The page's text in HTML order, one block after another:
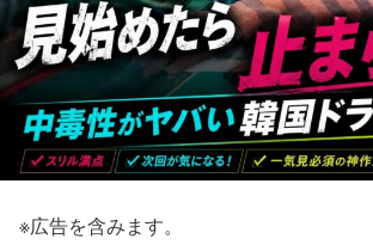
※広告を含みます。